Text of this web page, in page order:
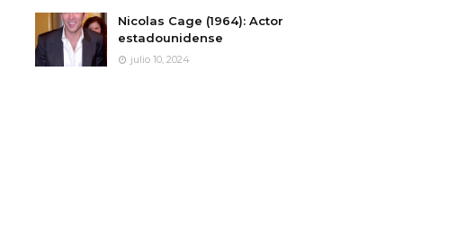
Nicolas Cage (1964): Actor
estadounidense
julio 10, 2024